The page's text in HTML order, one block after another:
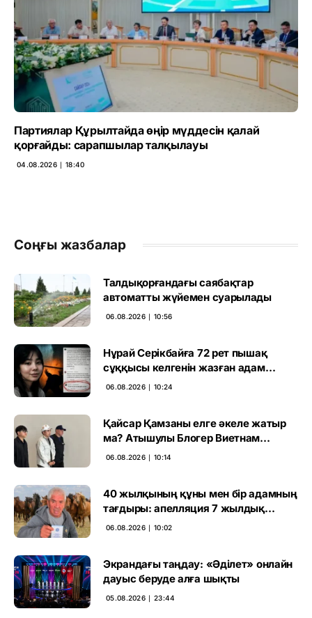
Партиялар Құрылтайда өңір мүддесін қалай
қорғайды: сарапшылар талқылауы
04.08.2026 ∣ 18:40
Соңғы жазбалар
Талдықорғандағы саябақтар
автоматты жүйемен суарылады
06.08.2026 ∣ 10:56
Нұрай Серікбайға 72 рет пышақ
сұққысы келгенін жазған адам
ұсталды
06.08.2026 ∣ 10:24
Қайсар Қамзаны елге әкеле жатыр
ма? Атышулы Блогер Виетнам
әуежайында көзге түсті
06.08.2026 ∣ 10:14
40 жылқының құны мен бір адамның
тағдыры: апелляция 7 жылдық
үкімді бұзды
06.08.2026 ∣ 10:02
Экрандағы таңдау: «Әділет» онлайн
дауыс беруде алға шықты
05.08.2026 ∣ 23:44